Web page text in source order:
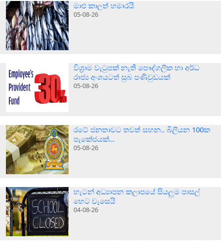
මාළු කාලත් හමාරයි
05-08-26
විශ්‍රාම වැටුපක් නැති පෞද්ගලික හා අර්ධ
රාජ්‍ය අංශයටත් සුබ පණිවුඩයක්
05-08-26
රටේ ජනතාවට තවත් සහන.. බිලියන 100ක
පැකේජයක්…
05-08-26
හැටන් අධ්‍යාපන කලාපයේ සියලුම පාසල්
හෙට වැසෙයි
04-08-26